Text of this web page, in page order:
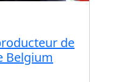
de
Belgium